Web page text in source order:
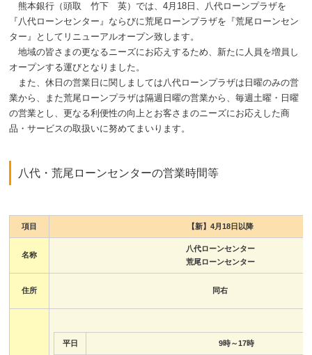
熊本銀行（頭取 竹下 英）では、4月18日、八代ローンプラザを
『八代ローンセンター』ならびに荒尾ローンプラザを『荒尾ローンセン
ター』としてリニューアルオープン致します。
地域の皆さまの更なるニーズにお応えするため、新たに人員を増員し
オープンする運びとなりました。
また、休日の営業日に関しましては八代ローンプラザは日曜のみの営
業から、また荒尾ローンプラザは隔週日曜の営業から、毎週土曜・日曜
の営業とし、更なる利便性の向上とお客さまのニーズにお応えした商
品・サービスの取扱いに努めてまいります。
八代・荒尾ローンセンターの営業時間等
項目 【新】4月18日以降
名称
八代ローンセンター
荒尾ローンセンター
住所 同右
平日 9時～17時